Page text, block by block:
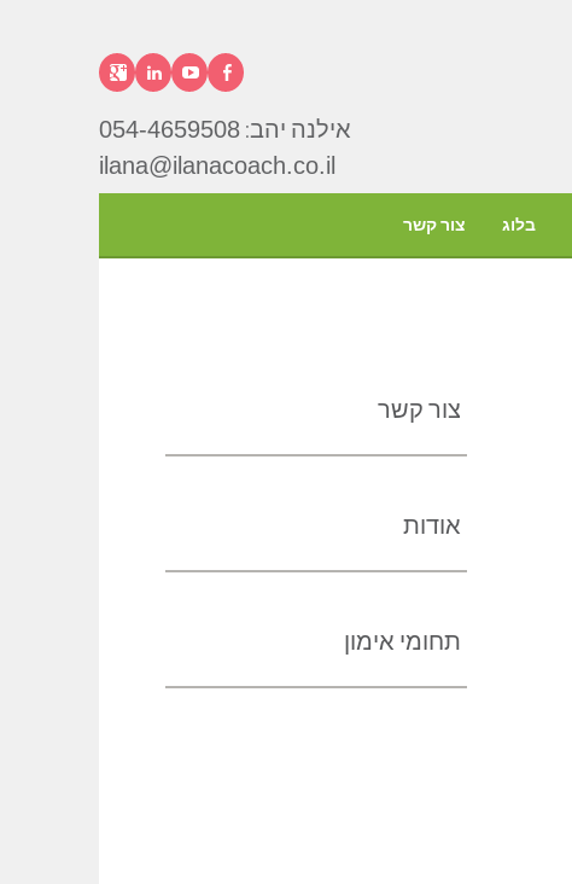
אילנה
יהב
אילנה יהב: 054-4659508
ilana@ilanacoach.co.il
בלוג צור קשר
צור קשר
אודות
תחומי אימון